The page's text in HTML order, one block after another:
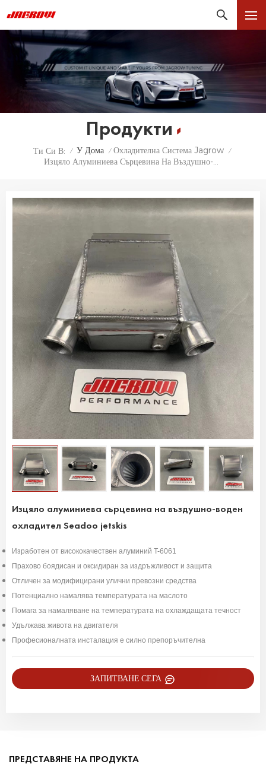
Продукти
Ти Си В: / У Дома / Охладителна Система Jagrow /
Изцяло алуминиева сърцевина на въздушно-воден
охладител Seadoo jetskis
Изработен от висококачествен алуминий T-6061
Прахово боядисан и оксидиран за издръжливост и защита
Отличен за модифицирани улични превозни средства
Потенциално намалява температурата на маслото
Помага за намаляване на температурата на охлаждащата течност
Удължава живота на двигателя
Професионалната инсталация е силно препоръчителна
ЗАПИТВАНЕ СЕГА
ПРЕДСТАВЯНЕ НА ПРОДУКТА